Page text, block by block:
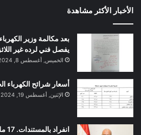
الأخبار الأكثر مشاهدة
يفصل فني لرده غير
الخميس, أغسطس 8, 2024 8:36 م
أسعار شرائح الكهرباء الجديدة
الإثنين, أغسطس 19, 2024 10:34 م